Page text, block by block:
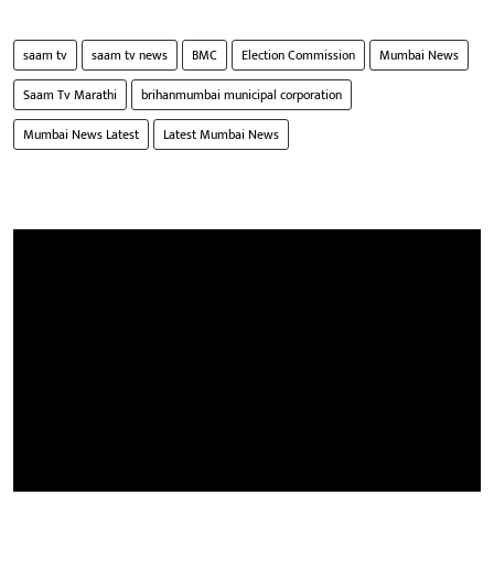
saam tv saam tv news BMC Election Commission
Mumbai News
Saam Tv Marathi
brihanmumbai municipal corporation
Mumbai News Latest
Latest Mumbai News